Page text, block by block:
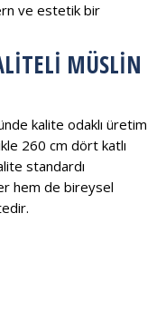
ve estetik bir
MÜSLIN
kalite odaklı üretim
260 cm dört katlı
standardı
hem de bireysel